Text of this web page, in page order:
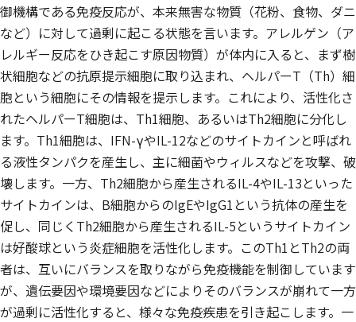
御機構である免疫反応が、本来無害な物質（花粉、食物、ダニ
など）に対して過剰に起こる状態を言います。アレルゲン（ア
レルギー反応をひき起こす原因物質）が体内に入ると、まず樹
状細胞などの抗原提示細胞に取り込まれ、ヘルパーT（Th）細
胞という細胞にその情報を提示します。これにより、活性化さ
れたヘルパーT細胞は、Th1細胞、あるいはTh2細胞に分化し
ます。Th1細胞は、IFN-γやIL-12などのサイトカインと呼ばれ
る液性タンパクを産生し、主に細菌やウィルスなどを攻撃、破
壊します。一方、Th2細胞から産生されるIL-4やIL-13といった
サイトカインは、B細胞からのIgEやIgG1という抗体の産生を
促し、同じくTh2細胞から産生されるIL-5というサイトカイン
は好酸球という炎症細胞を活性化します。このTh1とTh2の両
者は、互いにバランスを取りながら免疫機能を制御しています
が、遺伝要因や環境要因などによりそのバランスが崩れて一方
が過剰に活性化すると、様々な免疫疾患を引き起こします。一